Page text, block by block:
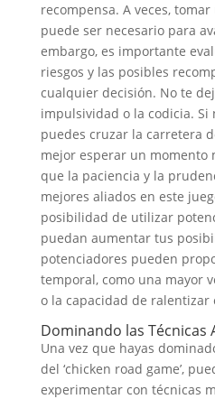
recompensa. A veces,
puede ser necesario para
embargo, es importante
riesgos y las posibles
cualquier decisión. No te
impulsividad o la codicia. Si
puedes cruzar la carretera
mejor esperar un momento
que la paciencia y la
mejores aliados en este
posibilidad de utilizar
puedan aumentar tus
potenciadores pueden
temporal, como una mayor
o la capacidad de ralentizar
Dominando las Técnicas
Una vez que hayas
del ‘chicken road game’,
experimentar con técnicas